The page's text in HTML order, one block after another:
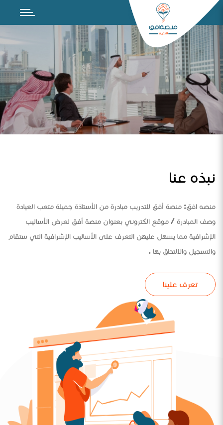
نبذه عنا
منصه افق: منصة أفق للتدريب مبادرة من الأستاذة جميلة متعب العيادة
وصف المبادرة / موقع الكتروني بعنوان منصة أفق لعرض الأساليب
الإشرافية مما يسهل عليهن التعرف على الأساليب الإشرافية التي ستقام
والتسجيل والالتحاق بها .
تعرف علينا